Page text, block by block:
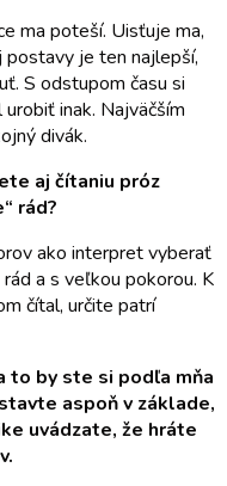
ma poteší. Uisťuje ma,
postavy je ten najlepší,
S odstupom času si
inak. Najväčším
divák.
aj čítaniu próz
rád?
ako interpret vyberať
a s veľkou pokorou. K
čítal, určite patrí
to by ste si podľa mňa
aspoň v základe,
uvádzate, že hráte